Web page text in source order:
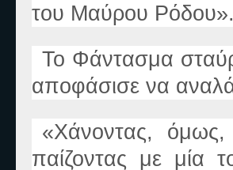
του Μαύρου Ρόδου».
Το Φάντασμα
αποφάσισε να
«Χάνοντας,
παίζοντας με μία